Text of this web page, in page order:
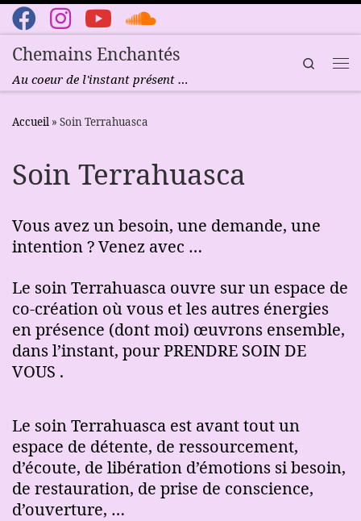
Passer au contenu
Chemains Enchantés
Au coeur de l'instant présent …
Search
Accueil » Soin Terrahuasca
Soin Terrahuasca
Vous avez un besoin, une demande, une
intention ? Venez avec …
Le soin Terrahuasca ouvre sur un espace de
co-création où vous et les autres énergies
en présence (dont moi) œuvrons ensemble,
dans l’instant, pour PRENDRE SOIN DE
VOUS .
Le soin Terrahuasca est avant tout un
espace de détente, de ressourcement,
d’écoute, de libération d’émotions si besoin,
de restauration, de prise de conscience,
d’ouverture, …